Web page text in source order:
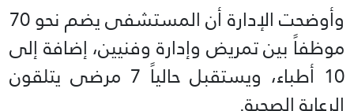
وأوضحت الإدارة أن المستشفى يضم نحو 70
موظفاً بين تمريض وإدارة وفنيين، إضافة إلى
10 أطباء، ويستقبل حالياً 7 مرضى يتلقون